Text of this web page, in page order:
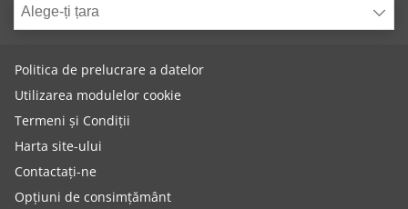
Alege-ți țara
Politica de prelucrare a datelor
Utilizarea modulelor cookie
Termeni și Condiții
Harta site-ului
Contactați-ne
Opțiuni de consimțământ